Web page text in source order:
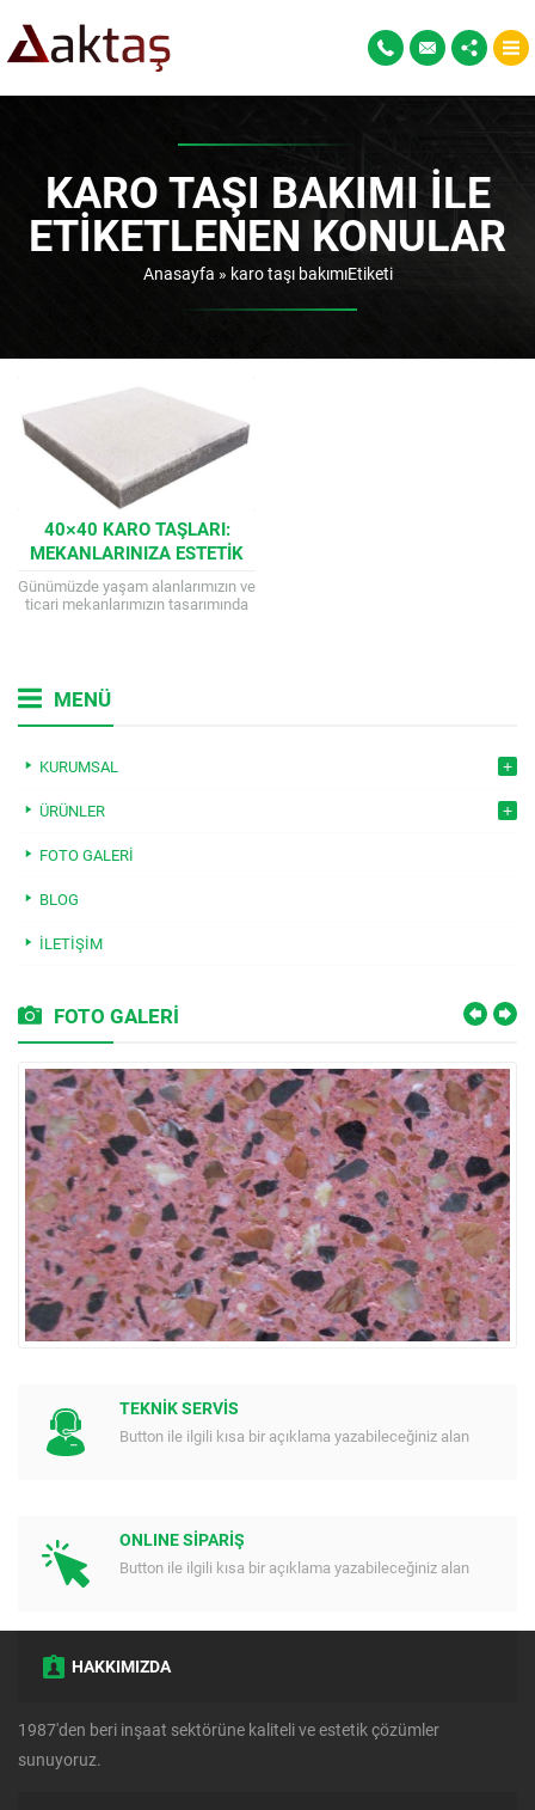
KARO TAŞI BAKIMI ILE
ETIKETLENEN KONULAR
Anasayfa » karo taşı bakımıEtiketi
40×40 KARO TAŞLARI:
MEKANLARINIZA ESTETIK
VE DAYANIKLILIĞIN
MÜKEMMEL UYUMU
Günümüzde yaşam alanlarımızın ve
ticari mekanlarımızın tasarımında
MENÜ
KURUMSAL
ÜRÜNLER
FOTO GALERI
BLOG
İLETIŞIM
FOTO GALERİ
TEKNİK SERVİS
Button ile ilgili kısa bir açıklama yazabileceğiniz alan
ONLINE SİPARİŞ
Button ile ilgili kısa bir açıklama yazabileceğiniz alan
HAKKIMIZDA
1987'den beri inşaat sektörüne kaliteli ve estetik çözümler
sunuyoruz.